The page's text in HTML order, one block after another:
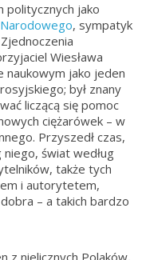
politycznych jako
, sympatyk
Wiesława
naukowym jako jeden
był znany
liczącą się pomoc
ciężarówek – w
Przyszedł czas,
świat według
także tych
i autorytetem,
– a takich bardzo
z nielicznych Polaków,